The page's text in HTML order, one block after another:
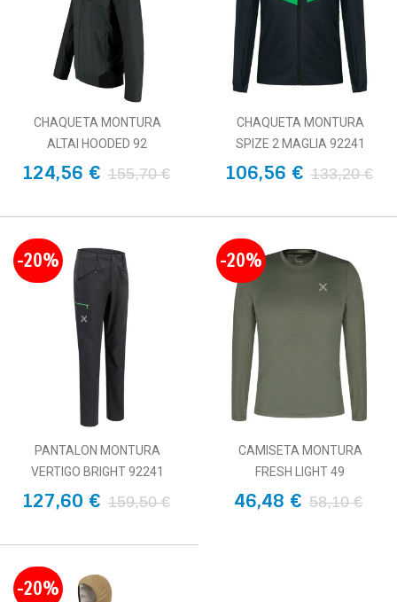
CHAQUETA MONTURA
ALTAI HOODED 92
124,56 € 155,70 €
CHAQUETA MONTURA
SPIZE 2 MAGLIA 92241
106,56 € 133,20 €
-20%
PANTALON MONTURA
VERTIGO BRIGHT 92241
127,60 € 159,50 €
-20%
CAMISETA MONTURA
FRESH LIGHT 49
46,48 € 58,10 €
-20%